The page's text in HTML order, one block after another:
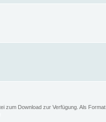
zum Download zur Verfügung. Als Format